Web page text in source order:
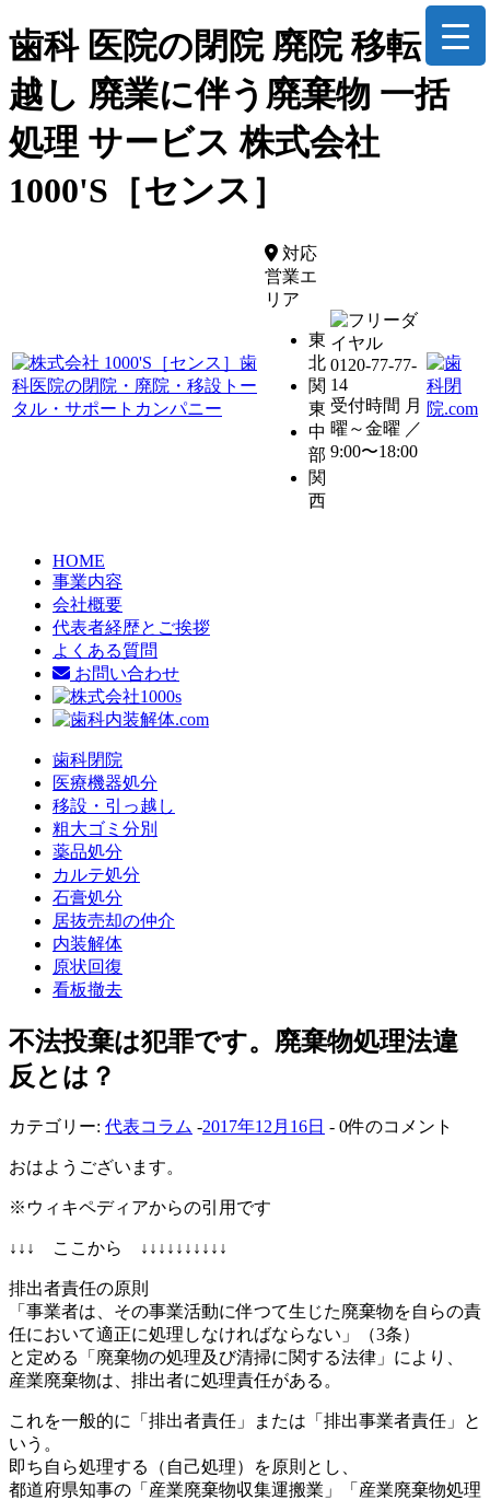
歯科 医院の閉院 廃院 移転 引
越し 廃業に伴う廃棄物 一括
処理 サービス 株式会社
1000'S［センス］
対応
営業エ
リア
東
北
関
東
中
部
関
西
0120-77-77-
14
受付時間 月
曜～金曜 ／
9:00〜18:00
HOME
事業内容
会社概要
代表者経歴とご挨拶
よくある質問
お問い合わせ
歯科閉院
医療機器処分
移設・引っ越し
粗大ゴミ分別
薬品処分
カルテ処分
石膏処分
居抜売却の仲介
内装解体
原状回復
看板撤去
不法投棄は犯罪です。廃棄物処理法違
反とは？
カテゴリー: 代表コラム -2017年12月16日 - 0件のコメント
おはようございます。
※ウィキペディアからの引用です
↓↓↓ ここから ↓↓↓↓↓↓↓↓↓↓
排出者責任の原則
「事業者は、その事業活動に伴つて生じた廃棄物を自らの責
任において適正に処理しなければならない」（3条）
と定める「廃棄物の処理及び清掃に関する法律」により、
産業廃棄物は、排出者に処理責任がある。
これを一般的に「排出者責任」または「排出事業者責任」と
いう。
即ち自ら処理する（自己処理）を原則とし、
都道府県知事の「産業廃棄物収集運搬業」「産業廃棄物処理